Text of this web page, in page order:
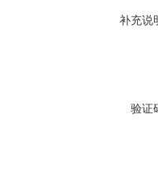
补充说
验证